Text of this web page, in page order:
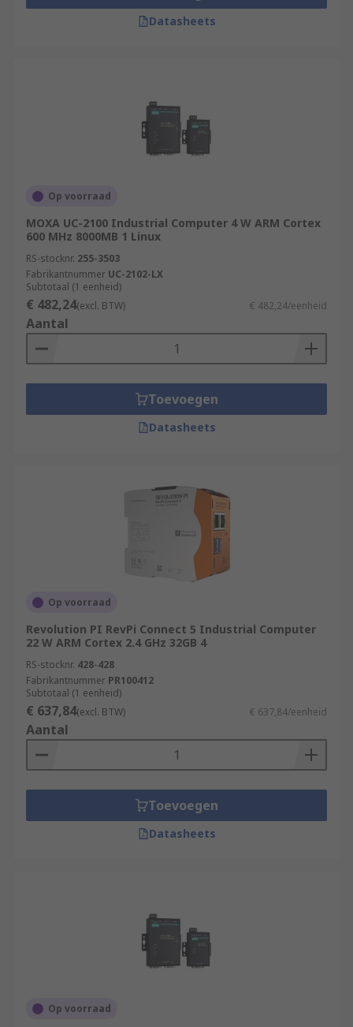
Datasheets
Op voorraad
MOXA UC-2100 Industrial Computer 4 W ARM Cortex
600 MHz 8000MB 1 Linux
RS-stocknr. 255-3503
Fabrikantnummer UC-2102-LX
Subtotaal (1 eenheid)
€ 482,24(excl. BTW) € 482,24/eenheid
Aantal
Toevoegen
Datasheets
Op voorraad
Revolution PI RevPi Connect 5 Industrial Computer
22 W ARM Cortex 2.4 GHz 32GB 4
RS-stocknr. 428-428
Fabrikantnummer PR100412
Subtotaal (1 eenheid)
€ 637,84(excl. BTW) € 637,84/eenheid
Aantal
Toevoegen
Datasheets
Op voorraad